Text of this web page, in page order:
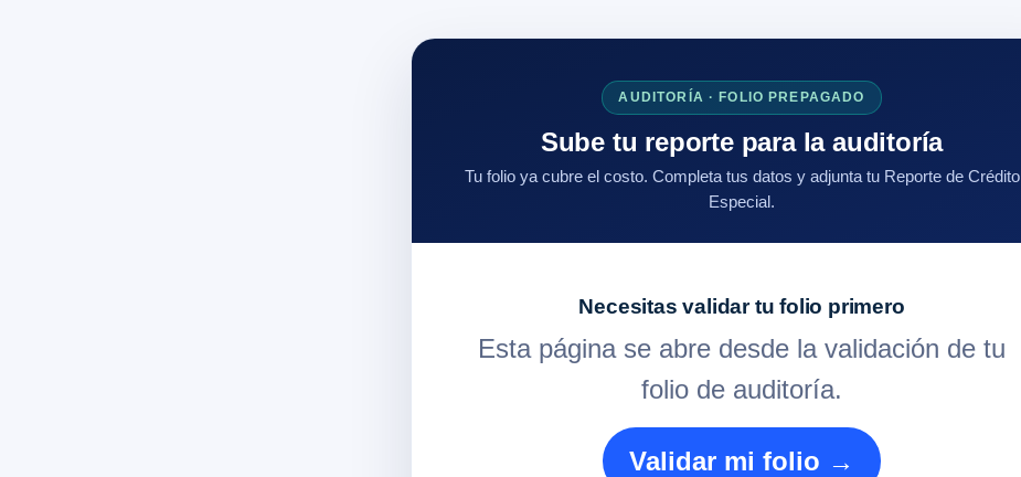
AUDITORÍA · FOLIO PREPAGADO
Sube tu reporte para la auditoría
Tu folio ya cubre el costo. Completa tus datos y adjunta tu Reporte de Crédito
Especial.
Necesitas validar tu folio primero
Esta página se abre desde la validación de tu
folio de auditoría.
Validar mi folio →